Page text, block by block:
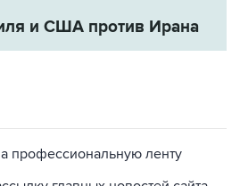
и США против Ирана
профессиональную ленту